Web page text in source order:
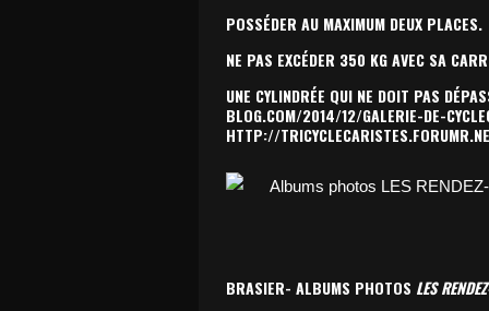
POSSÉDER AU MAXIMUM DEUX PLACES.
NE PAS EXCÉDER 350 KG AVEC SA
UNE CYLINDRÉE QUI NE DOIT PAS
BLOG.COM/2014/12/GALERIE-DE-
HTTP://
BRASIER- ALBUMS PHOTOS LES